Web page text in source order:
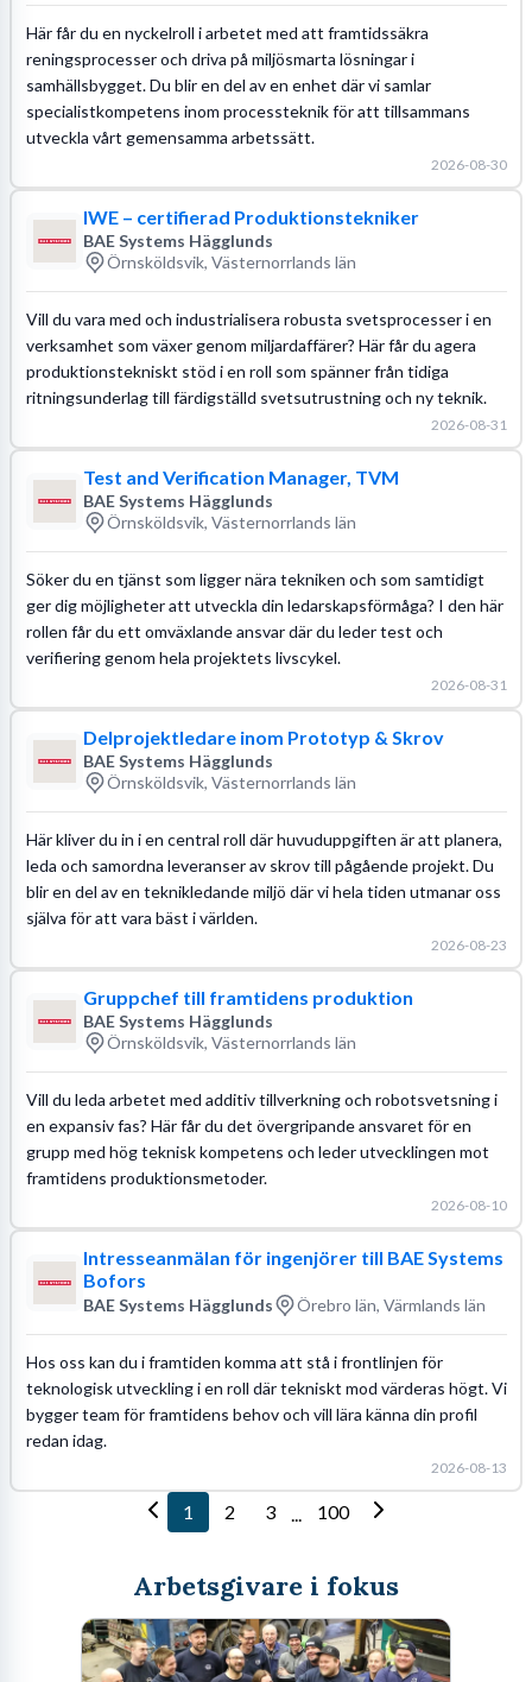
Här får du en nyckelroll i arbetet med att framtidssäkra
reningsprocesser och driva på miljösmarta lösningar i
samhällsbygget. Du blir en del av en enhet där vi samlar
specialistkompetens inom processteknik för att tillsammans
utveckla vårt gemensamma arbetssätt.
2026-08-30
IWE – certifierad Produktionstekniker
BAE Systems Hägglunds
Örnsköldsvik, Västernorrlands län
Vill du vara med och industrialisera robusta svetsprocesser i en
verksamhet som växer genom miljardaffärer? Här får du agera
produktionstekniskt stöd i en roll som spänner från tidiga
ritningsunderlag till färdigställd svetsutrustning och ny teknik.
2026-08-31
Test and Verification Manager, TVM
BAE Systems Hägglunds
Örnsköldsvik, Västernorrlands län
Söker du en tjänst som ligger nära tekniken och som samtidigt
ger dig möjligheter att utveckla din ledarskapsförmåga? I den här
rollen får du ett omväxlande ansvar där du leder test och
verifiering genom hela projektets livscykel.
2026-08-31
Delprojektledare inom Prototyp & Skrov
BAE Systems Hägglunds
Örnsköldsvik, Västernorrlands län
Här kliver du in i en central roll där huvuduppgiften är att planera,
leda och samordna leveranser av skrov till pågående projekt. Du
blir en del av en teknikledande miljö där vi hela tiden utmanar oss
själva för att vara bäst i världen.
2026-08-23
Gruppchef till framtidens produktion
BAE Systems Hägglunds
Örnsköldsvik, Västernorrlands län
Vill du leda arbetet med additiv tillverkning och robotsvetsning i
en expansiv fas? Här får du det övergripande ansvaret för en
grupp med hög teknisk kompetens och leder utvecklingen mot
framtidens produktionsmetoder.
2026-08-10
Intresseanmälan för ingenjörer till BAE Systems
Bofors
BAE Systems Hägglunds Örebro län, Värmlands län
Hos oss kan du i framtiden komma att stå i frontlinjen för
teknologisk utveckling i en roll där tekniskt mod värderas högt. Vi
bygger team för framtidens behov och vill lära känna din profil
redan idag.
2026-08-13
1 2 3 ... 100
Arbetsgivare i fokus